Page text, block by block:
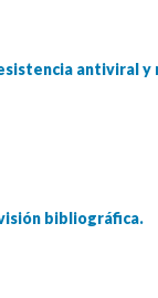
antiviral y
bibliográfica.